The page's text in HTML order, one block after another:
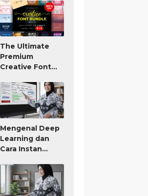
The Ultimate
Premium
Creative Font
Mengenal Deep
Learning dan
Cara Instan
atau Modul Ajar